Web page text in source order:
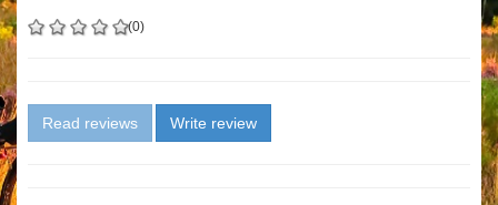
(0)
Read reviews Write review